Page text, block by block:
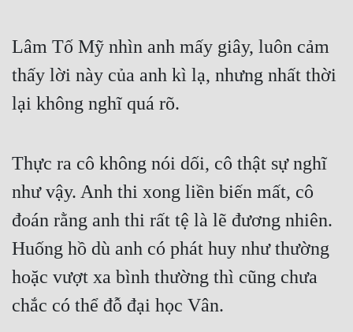
Lâm Tố Mỹ nhìn anh mấy giây, luôn cảm
thấy lời này của anh kì lạ, nhưng nhất thời
lại không nghĩ quá rõ.
Thực ra cô không nói dối, cô thật sự nghĩ
như vậy. Anh thi xong liền biến mất, cô
đoán rằng anh thi rất tệ là lẽ đương nhiên.
Huống hồ dù anh có phát huy như thường
hoặc vượt xa bình thường thì cũng chưa
chắc có thể đỗ đại học Vân.